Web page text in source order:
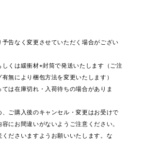
告なく変更させていただく場合がござい
くは緩衝材+封筒で発送いたします（ご注
無により梱包方法を変更いたします）
は在庫切れ・入荷待ちの場合がありま
ご購入後のキャンセル・変更はお受けで
にお間違いがないようご注意ください。
ださいますようお願いいたします。な